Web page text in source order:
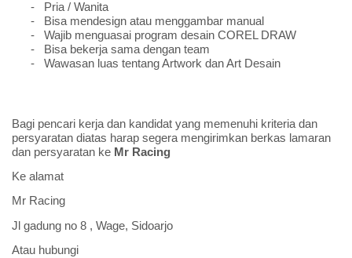
-
Pria / Wanita
-
Bisa mendesign atau menggambar manual
-
Wajib menguasai program desain COREL DRAW
-
Bisa bekerja sama dengan team
-
Wawasan luas tentang Artwork dan Art Desain
Bagi pencari kerja dan kandidat yang memenuhi kriteria dan
persyaratan diatas harap segera mengirimkan berkas lamaran
dan persyaratan ke Mr Racing
Ke alamat
Mr Racing
Jl gadung no 8 , Wage, Sidoarjo
Atau hubungi